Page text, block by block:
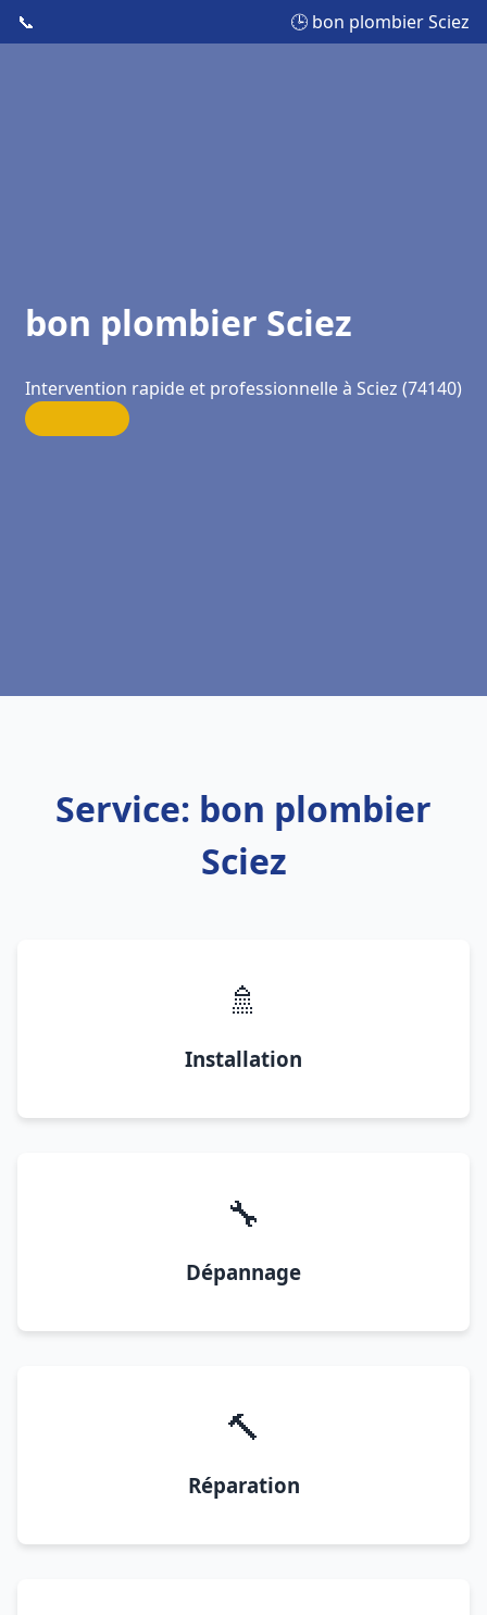
📞 🕒 bon plombier Sciez
bon plombier Sciez
Intervention rapide et professionnelle à Sciez (74140)
Service: bon plombier
Sciez
🚿
Installation
🔧
Dépannage
🔨
Réparation